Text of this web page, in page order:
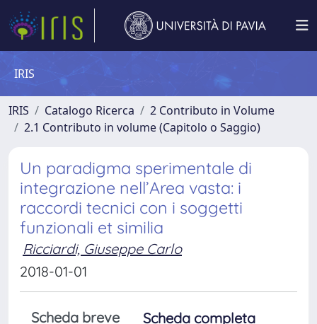
IRIS
IRIS Catalogo Ricerca
2 Contributo in Volume
2.1 Contributo in volume (Capitolo o Saggio)
Un paradigma sperimentale di
integrazione nell’Area vasta: i
raccordi tecnici con i soggetti
funzionali et similia
Ricciardi, Giuseppe Carlo
2018-01-01
Scheda breve
Scheda completa